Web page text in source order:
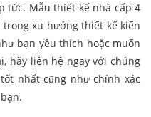
tức. Mẫu thiết kế nhà cấp 4
xu hướng thiết kế kiến
bạn yêu thích hoặc muốn
hãy liên hệ ngay với chúng
nhất cũng như chính xác